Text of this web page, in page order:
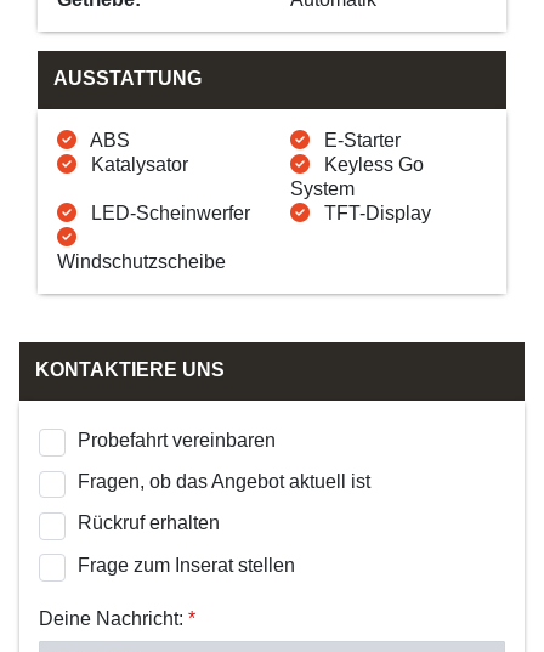
AUSSTATTUNG
ABS
E-Starter
Katalysator
Keyless Go
System
LED-Scheinwerfer
TFT-Display
Windschutzscheibe
KONTAKTIERE UNS
Probefahrt vereinbaren
Fragen, ob das Angebot aktuell ist
Rückruf erhalten
Frage zum Inserat stellen
Deine Nachricht: *